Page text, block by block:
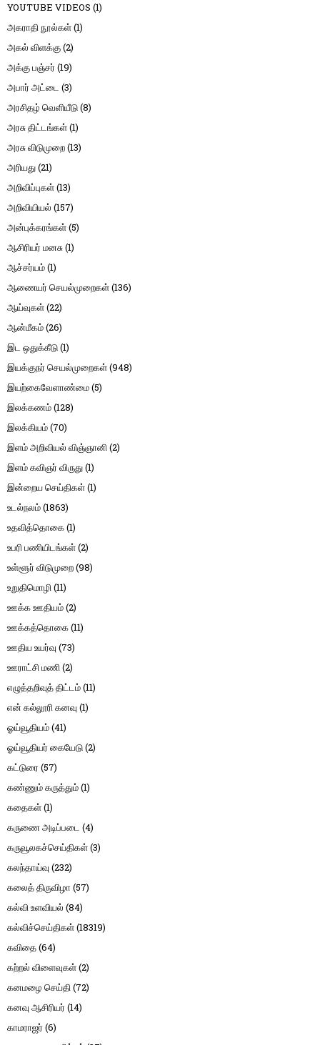
YOUTUBE VIDEOS (1)
அகராதி நூல்கள்(1)
அகல் விளக்கு(2)
அக்கு பஞ்சர் (19)
அபார் அட்டை (3)
அரசிதழ் வெளியீடு(8)
அரசு திட்டங்கள்(1)
அரசு விடுமுறை(13)
அரியது(21)
அறிவிப்புகள்(13)
அறிவியியல் (157)
அன்புக்கரங்கள்(5)
ஆசிரியர் மனசு(1)
ஆச்சர்யம்(1)
ஆணையர் செயல்முறைகள்(136)
ஆய்வுகள்(22)
ஆன்மீகம்(26)
இட ஒதுக்கீடு(1)
இயக்குநர் செயல்முறைகள்(948)
இயற்கைவேளாண்மை(5)
இலக்கணம்(128)
இலக்கியம்(70)
இளம் அறிவியல் விஞ்ஞானி(2)
இளம் கவிஞர் விருது(1)
இன்றைய செய்திகள்(1)
உடல்நலம்(1863)
உதவித்தொகை(1)
உபரி பணியிடங்கள்(2)
உள்ளூர் விடுமுறை(98)
உறுதிமொழி(11)
ஊக்க ஊதியம்(2)
ஊக்கத்தொகை(11)
ஊதிய உயர்வு (73)
ஊராட்சி மணி(2)
எழுத்தறிவுத் திட்டம்(11)
என் கல்லூரி கனவு (1)
ஓய்வூதியம்(41)
ஓய்வூதியர் கையேடு(2)
கட்டுரை (57)
கண்ணும் கருத்தும்(1)
கதைகள்(1)
கருணை அடிப்படை (4)
கருவூலகச்செய்திகள்(3)
கலந்தாய்வு (232)
கலைத் திருவிழா (57)
கல்வி உளவியல் (84)
கல்விச்செய்திகள்(18319)
கவிதை(64)
கற்றல் விளைவுகள்(2)
கனமழை செய்தி(72)
கனவு ஆசிரியர் (14)
காமராஜர் (6)